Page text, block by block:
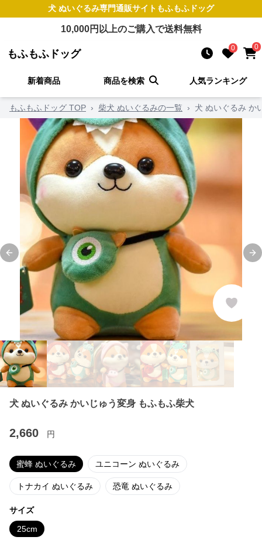
犬 ぬいぐるみ専門通販サイト もふもふドッグ
10,000円以上のご購入で送料無料
もふもふドッグ 0 0
新着商品 商品を検索 人気ランキング
もふもふドッグ TOP › 柴犬 ぬいぐるみの一覧 › 犬 ぬいぐるみ か
Previous slide
犬 ぬいぐるみ かいじゅう変身 もふもふ柴犬
2,660 円
蜜蜂 ぬいぐるみ ユニコーン ぬいぐるみ
トナカイ ぬいぐるみ 恐竜 ぬいぐるみ
サイズ
25cm